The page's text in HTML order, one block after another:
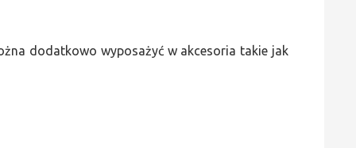
dodatkowo wyposażyć w akcesoria takie jak